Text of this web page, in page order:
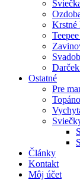
Ostatné
Pre
Články
Kontakt
Môj účet